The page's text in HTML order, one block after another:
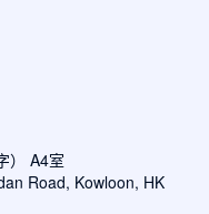
） A4室
Road, Kowloon, HK